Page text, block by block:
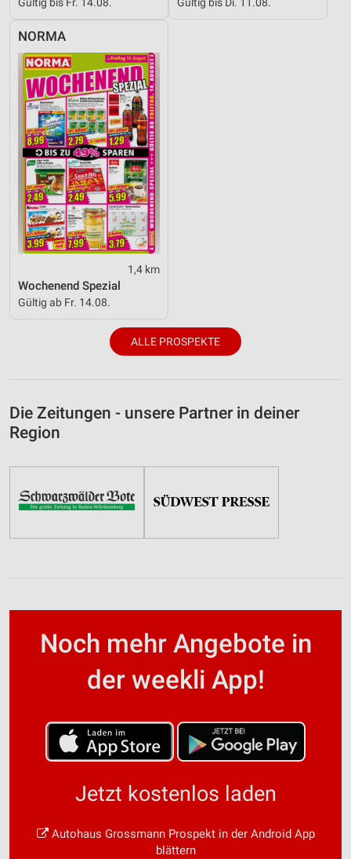
NORMA
1,4 km
Wochenend Spezial
Gültig ab Fr. 14.08.
ALLE PROSPEKTE
Die Zeitungen - unsere Partner in deiner
Region
Noch mehr Angebote in
der weekli App!
Jetzt kostenlos laden
Autohaus Grossmann Prospekt in der Android App
blättern